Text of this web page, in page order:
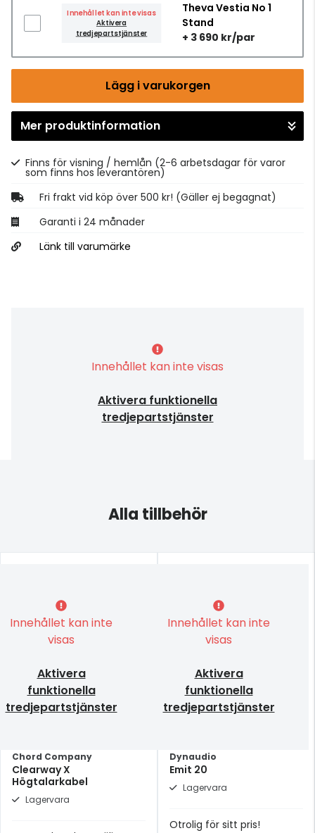
Innehållet kan inte visas
Aktivera
tredjepartstjänster
Theva Vestia No 1
Stand
+ 3 690 kr/par
Lägg i varukorgen
Gå till kassan
Mer produktinformation
Finns för visning / hemlån (2-6 arbetsdagar för varor
som finns hos leverantören)
Fri frakt vid köp över 500 kr! (Gäller ej begagnat)
Garanti i 24 månader
Länk till varumärke
Innehållet kan inte visas
Aktivera funktionella
tredjepartstjänster
Alla tillbehör
Innehållet kan inte
visas
Aktivera
funktionella
tredjepartstjänster
Chord Company
Clearway X
Högtalarkabel
Lagervara
Innehållet kan inte
visas
Aktivera
funktionella
tredjepartstjänster
Dynaudio
Emit 20
Lagervara
Otrolig för sitt pris!